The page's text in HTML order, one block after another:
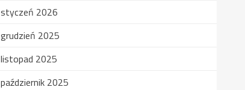
styczeń 2026
grudzień 2025
listopad 2025
październik 2025